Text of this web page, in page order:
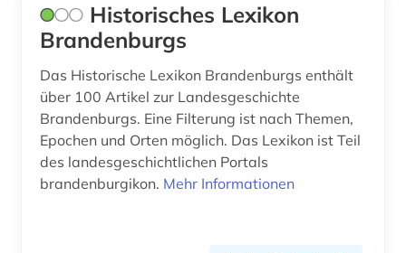
zahnmedizin (1)
zahntechnik (1)
ägyptisch (1)
ökologie (1)
Historisches Lexikon
Brandenburgs
Das Historische Lexikon Brandenburgs enthält
über 100 Artikel zur Landesgeschichte
Brandenburgs. Eine Filterung ist nach Themen,
Epochen und Orten möglich. Das Lexikon ist Teil
des landesgeschichtlichen Portals
brandenburgikon. Mehr Informationen